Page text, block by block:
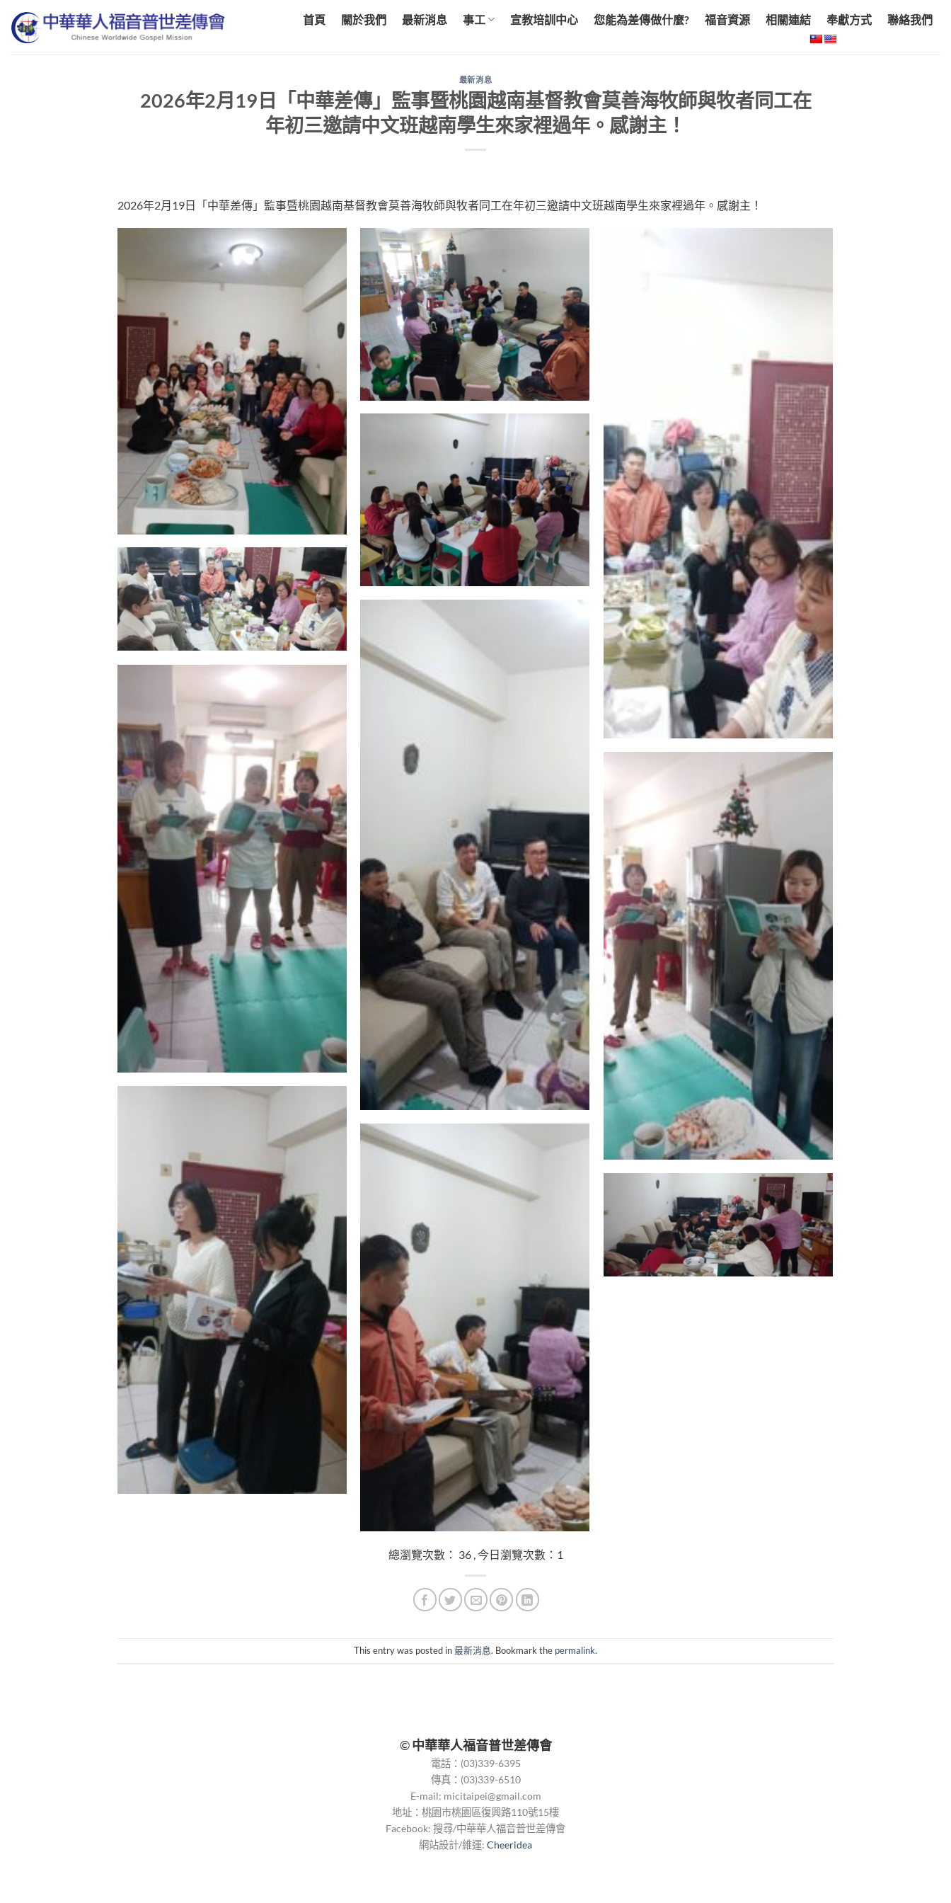
content
首頁 關於我們 最新消息 事工 宣教培訓中心 您能為差傳做什麼? 福音資源 相關連結 奉獻方式 聯絡我們
最新消息
2026年2月19日「中華差傳」監事暨桃園越南基督教會莫善海牧師與牧者同工在
年初三邀請中文班越南學生來家裡過年。感謝主！
2026年2月19日「中華差傳」監事暨桃園越南基督教會莫善海牧師與牧者同工在年初三邀請中文班越南學生來家裡過年。感謝主！
總瀏覽次數： 36 , 今日瀏覽次數：1
This entry was posted in最新消息. Bookmark the permalink.
©中華華人福音普世差傳會
電話：(03)339-6395
傳真：(03)339-6510
E-mail: micitaipei@gmail.com
地址：桃園市桃園區復興路110號15樓
Facebook: 搜尋/中華華人福音普世差傳會
網站設計/維運: Cheeridea